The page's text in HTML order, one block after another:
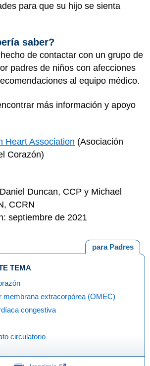
para que su hijo se sienta
saber?
de contactar con un grupo de
padres de niños con afecciones
al equipo médico.
más información y apoyo
Heart Association (Asociación
Corazón)
Duncan, CCP y Michael
CCRN
septiembre de 2021
para Padres
TEMA
membrana extracorpórea (OMEC)
congestiva
y aparato circulatorio